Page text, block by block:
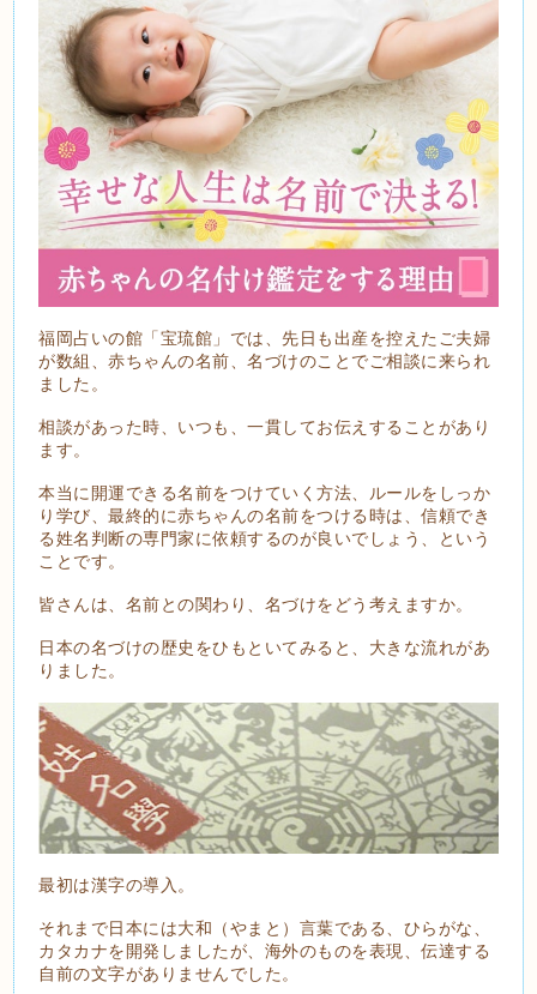
福岡占いの館「宝琉館」では、先日も出産を控えたご夫婦
が数組、赤ちゃんの名前、名づけのことでご相談に来られ
ました。
相談があった時、いつも、一貫してお伝えすることがあり
ます。
本当に開運できる名前をつけていく方法、ルールをしっか
り学び、最終的に赤ちゃんの名前をつける時は、信頼でき
る姓名判断の専門家に依頼するのが良いでしょう、という
ことです。
皆さんは、名前との関わり、名づけをどう考えますか。
日本の名づけの歴史をひもといてみると、大きな流れがあ
りました。
最初は漢字の導入。
それまで日本には大和（やまと）言葉である、ひらがな、
カタカナを開発しましたが、海外のものを表現、伝達する
自前の文字がありませんでした。